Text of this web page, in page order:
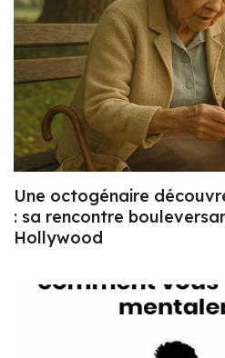
Une octogénaire
: sa rencontre
Hollywood